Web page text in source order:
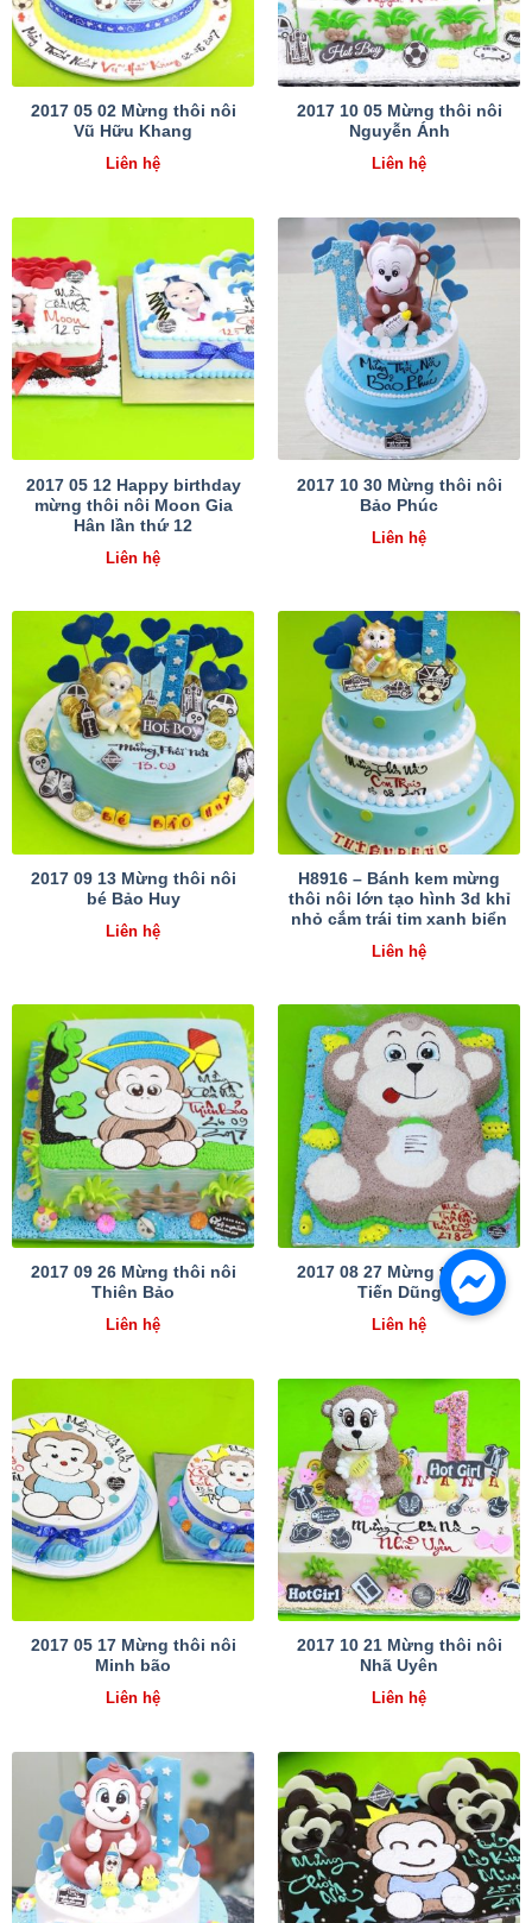
2017 05 02 Mừng thôi nôi
Vũ Hữu Khang
Liên hệ
2017 10 05 Mừng thôi nôi
Nguyễn Ánh
Liên hệ
2017 05 12 Happy birthday
mừng thôi nôi Moon Gia
Hân lần thứ 12
Liên hệ
2017 10 30 Mừng thôi nôi
Bảo Phúc
Liên hệ
2017 09 13 Mừng thôi nôi
bé Bảo Huy
Liên hệ
H8916 – Bánh kem mừng
thôi nôi lớn tạo hình 3d khỉ
nhỏ cắm trái tim xanh biển
Liên hệ
2017 09 26 Mừng thôi nôi
Thiên Bảo
Liên hệ
2017 08 27 Mừng thôi nôi
Tiến Dũng
Liên hệ
2017 05 17 Mừng thôi nôi
Minh bão
Liên hệ
2017 10 21 Mừng thôi nôi
Nhã Uyên
Liên hệ